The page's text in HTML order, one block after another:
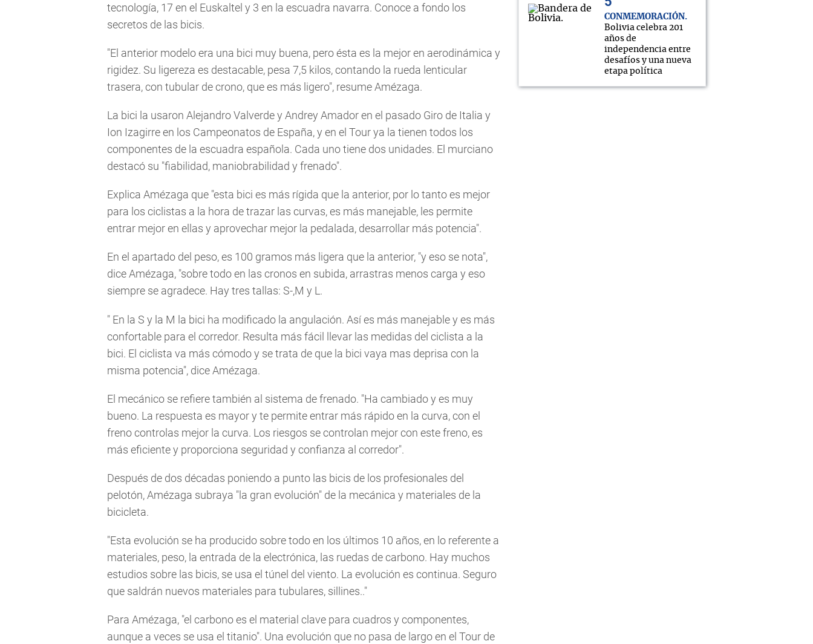
tecnología, 17 en el Euskaltel y 3 en la escuadra navarra. Conoce a fondo los
secretos de las bicis.
"El anterior modelo era una bici muy buena, pero ésta es la mejor en aerodinámica y
rigidez. Su ligereza es destacable, pesa 7,5 kilos, contando la rueda lenticular
trasera, con tubular de crono, que es más ligero", resume Amézaga.
La bici la usaron Alejandro Valverde y Andrey Amador en el pasado Giro de Italia y
Ion Izagirre en los Campeonatos de España, y en el Tour ya la tienen todos los
componentes de la escuadra española. Cada uno tiene dos unidades. El murciano
destacó su "fiabilidad, maniobrabilidad y frenado".
Explica Amézaga que "esta bici es más rígida que la anterior, por lo tanto es mejor
para los ciclistas a la hora de trazar las curvas, es más manejable, les permite
entrar mejor en ellas y aprovechar mejor la pedalada, desarrollar más potencia".
En el apartado del peso, es 100 gramos más ligera que la anterior, "y eso se nota",
dice Amézaga, "sobre todo en las cronos en subida, arrastras menos carga y eso
siempre se agradece. Hay tres tallas: S-,M y L.
" En la S y la M la bici ha modificado la angulación. Así es más manejable y es más
confortable para el corredor. Resulta más fácil llevar las medidas del ciclista a la
bici. El ciclista va más cómodo y se trata de que la bici vaya mas deprisa con la
misma potencia", dice Amézaga.
El mecánico se refiere también al sistema de frenado. "Ha cambiado y es muy
bueno. La respuesta es mayor y te permite entrar más rápido en la curva, con el
freno controlas mejor la curva. Los riesgos se controlan mejor con este freno, es
más eficiente y proporciona seguridad y confianza al corredor".
Después de dos décadas poniendo a punto las bicis de los profesionales del
pelotón, Amézaga subraya "la gran evolución" de la mecánica y materiales de la
bicicleta.
"Esta evolución se ha producido sobre todo en los últimos 10 años, en lo referente a
materiales, peso, la entrada de la electrónica, las ruedas de carbono. Hay muchos
estudios sobre las bicis, se usa el túnel del viento. La evolución es continua. Seguro
que saldrán nuevos materiales para tubulares, sillines.."
Para Amézaga, "el carbono es el material clave para cuadros y componentes,
aunque a veces se usa el titanio". Una evolución que no pasa de largo en el Tour de
CONMEMORACIÓN
Bolivia celebra 201
años de
independencia entre
desafíos y una nueva
etapa política